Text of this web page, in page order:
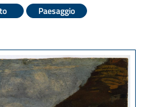
Paesaggio